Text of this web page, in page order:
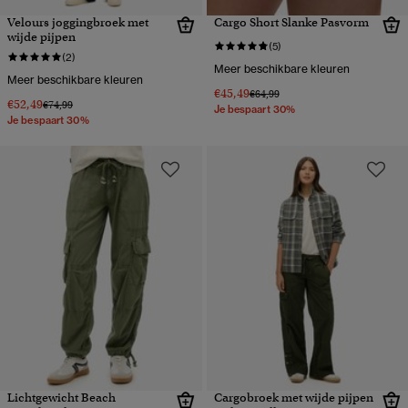
Velours joggingbroek met
wijde pijpen
(2)
Meer beschikbare kleuren
€52,49Prijs verlaagd van
€74,99naar
Je bespaart 30%
Cargo Short Slanke Pasvorm
(5)
Meer beschikbare kleuren
€45,49Prijs verlaagd van
€64,99naar
Je bespaart 30%
Lichtgewicht Beach
Cargobroek met wijde pijpen